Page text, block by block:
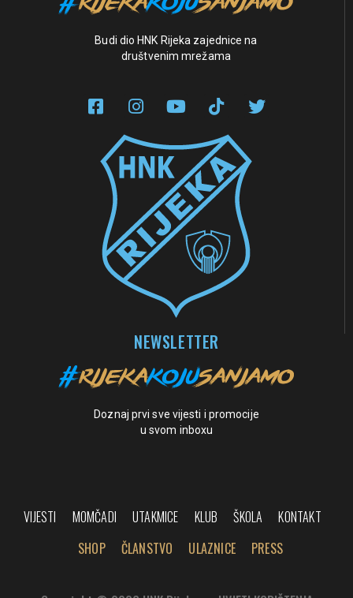
Budi dio HNK Rijeka zajednice na
društvenim mrežama
NEWSLETTER
Doznaj prvi sve vijesti i promocije
u svom inboxu
VIJESTI MOMČADI UTAKMICE KLUB ŠKOLA
KONTAKT
SHOP
ČLANSTVO ULAZNICE PRESS